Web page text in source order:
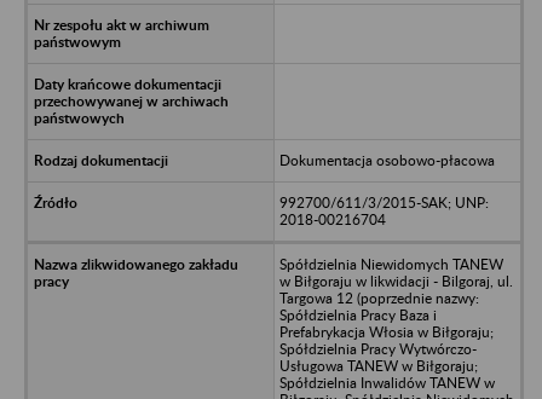
Dokumentacja osobowo-płacowa
992700/611/3/2015-SAK; UNP:
2018-00216704
Spółdzielnia Niewidomych TANEW
w Biłgoraju w likwidacji - Bilgoraj, ul.
Targowa 12 (poprzednie nazwy:
Spółdzielnia Pracy Baza i
Prefabrykacja Włosia w Biłgoraju;
Spółdzielnia Pracy Wytwórczo-
Usługowa TANEW w Biłgoraju;
Spółdzielnia Inwalidów TANEW w